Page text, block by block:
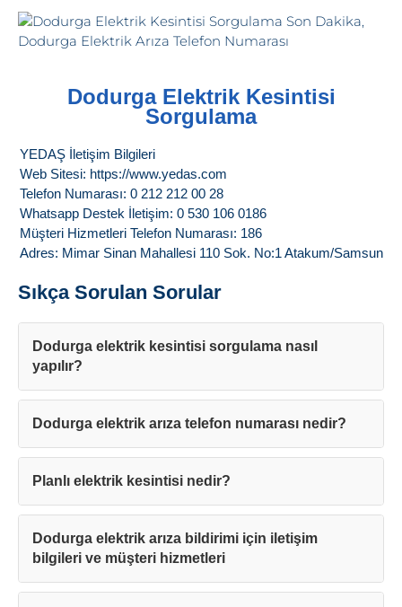
Dodurga Elektrik Kesintisi
Sorgulama
YEDAŞ İletişim Bilgileri
Web Sitesi: https://www.yedas.com
Telefon Numarası: 0 212 212 00 28
Whatsapp Destek İletişim: 0 530 106 0186
Müşteri Hizmetleri Telefon Numarası: 186
Adres: Mimar Sinan Mahallesi 110 Sok. No:1 Atakum/Samsun
Sıkça Sorulan Sorular
Dodurga elektrik kesintisi sorgulama nasıl
yapılır?
Dodurga elektrik arıza telefon numarası nedir?
Planlı elektrik kesintisi nedir?
Dodurga elektrik arıza bildirimi için iletişim
bilgileri ve müşteri hizmetleri